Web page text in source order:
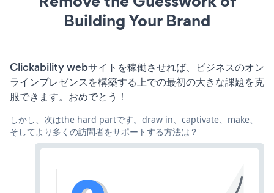
Building Your Brand
Clickability webサイトを稼働させれば、ビジネスのオン
ラインプレゼンスを構築する上での最初の大きな課題を克
服できます。おめでとう！
しかし、次はthe hard partです。draw in、captivate、make、
そしてより多くの訪問者をサポートする方法は？